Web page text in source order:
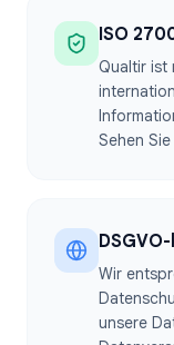
ISO
Qualtir ist
Sehen
Wir
unsere